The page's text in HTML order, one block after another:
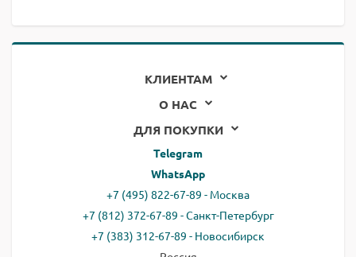
КЛИЕНТАМ
О НАС
ДЛЯ ПОКУПКИ
Telegram
WhatsApp
+7 (495) 822-67-89 - Москва
+7 (812) 372-67-89 - Санкт-Петербург
+7 (383) 312-67-89 - Новосибирск